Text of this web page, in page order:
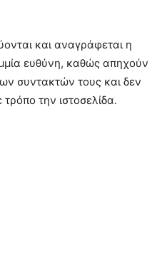
και αναγράφεται η
ευθύνη, καθώς απηχούν
συντακτών τους και δεν
την ιστοσελίδα.